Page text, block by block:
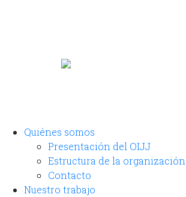
Quiénes somos
Presentación del OIJJ
Estructura de la organización
Contacto
Nuestro trabajo